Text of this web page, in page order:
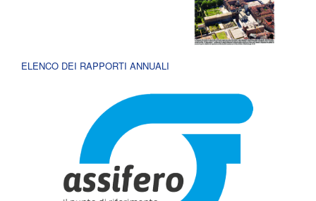
ELENCO DEI RAPPORTI ANNUALI